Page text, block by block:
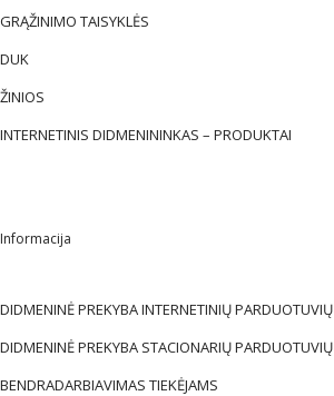
GRĄŽINIMO TAISYKLĖS
DUK
ŽINIOS
INTERNETINIS DIDMENININKAS – PRODUKTAI
Informacija
DIDMENINĖ PREKYBA INTERNETINIŲ PARDUOTUVIŲ
DIDMENINĖ PREKYBA STACIONARIŲ PARDUOTUVIŲ
BENDRADARBIAVIMAS TIEKĖJAMS